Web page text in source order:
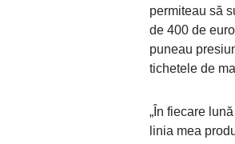
permiteau să
de 400 de
puneau
tichetele de
„În fiecare
linia mea